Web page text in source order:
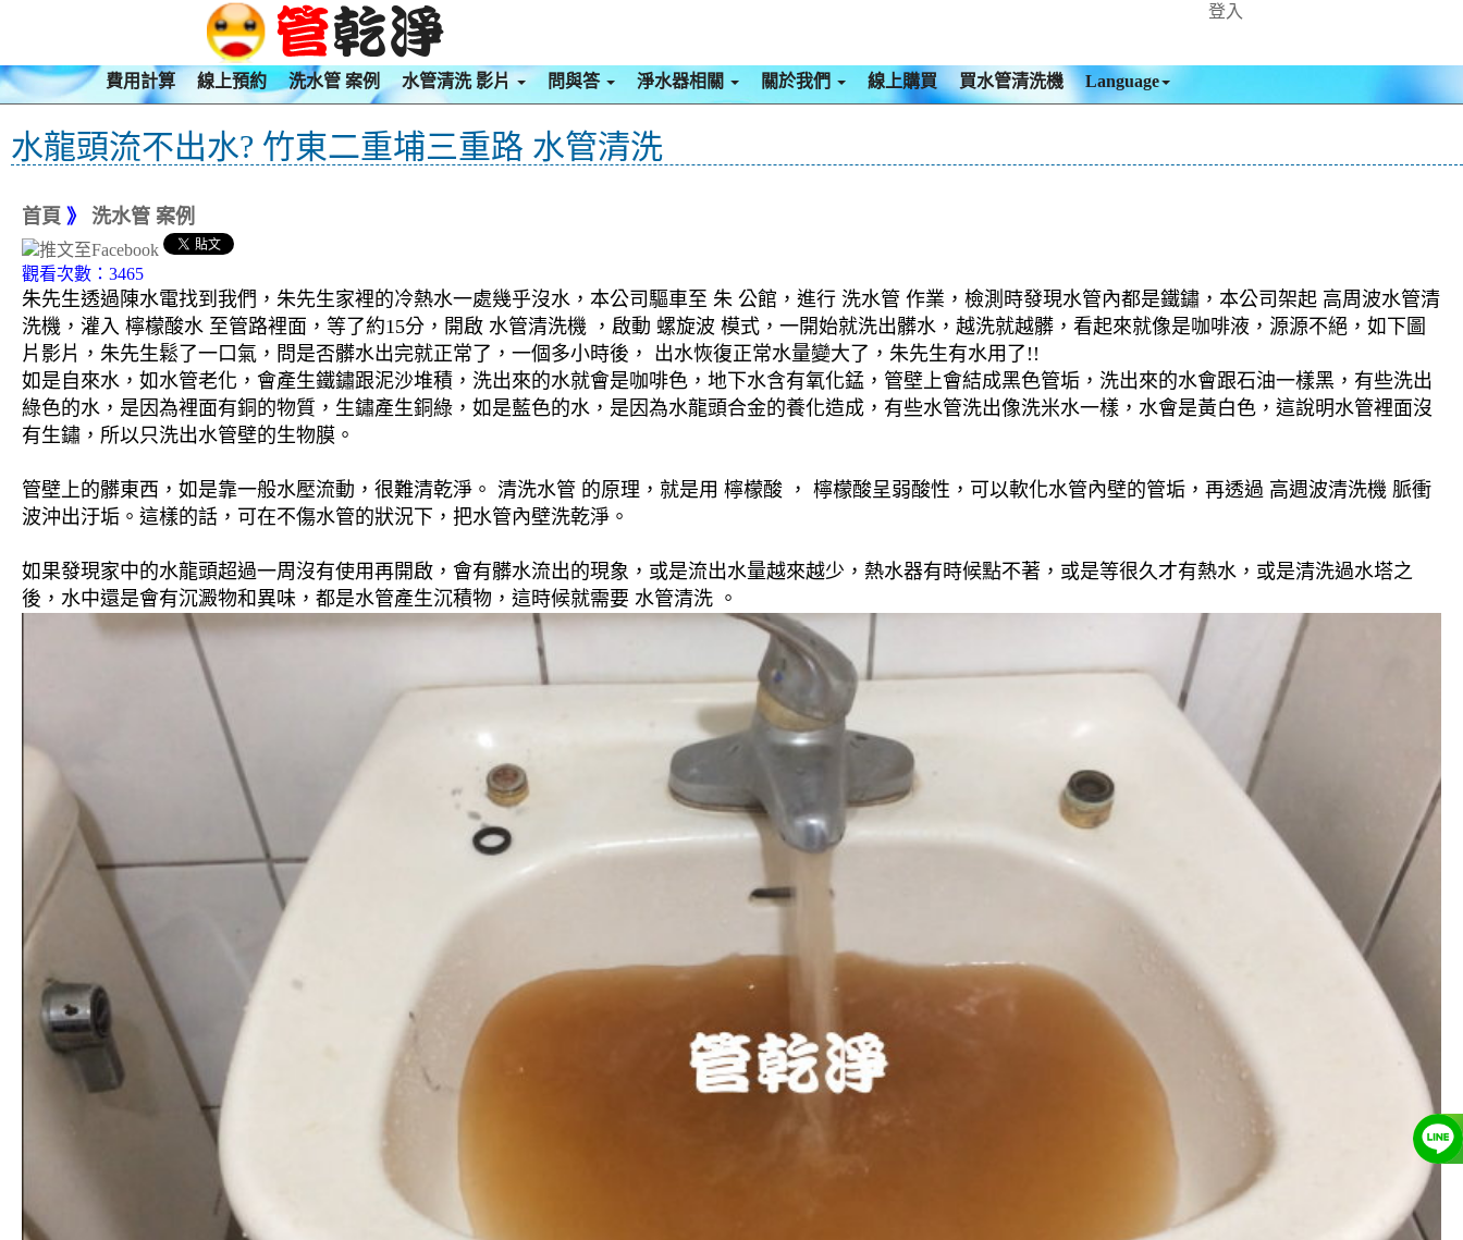
登入
費用計算 線上預約 洗水管 案例 水管清洗 影片 問與答 淨水器相關 關於我們 線上購買 買水管清洗機 Language
水龍頭流不出水? 竹東二重埔三重路 水管清洗
首頁 》 洗水管 案例
觀看次數：3465
朱先生透過陳水電找到我們，朱先生家裡的冷熱水一處幾乎沒水，本公司驅車至 朱 公館，進行 洗水管 作業，檢測時發現水管內都是鐵鏽，本公司架起 高周波水管清
洗機，灌入 檸檬酸水 至管路裡面，等了約15分，開啟 水管清洗機 ，啟動 螺旋波 模式，一開始就洗出髒水，越洗就越髒，看起來就像是咖啡液，源源不絕，如下圖
片影片，朱先生鬆了一口氣，問是否髒水出完就正常了，一個多小時後， 出水恢復正常水量變大了，朱先生有水用了!!
如是自來水，如水管老化，會產生鐵鏽跟泥沙堆積，洗出來的水就會是咖啡色，地下水含有氧化錳，管壁上會結成黑色管垢，洗出來的水會跟石油一樣黑，有些洗出
綠色的水，是因為裡面有銅的物質，生鏽產生銅綠，如是藍色的水，是因為水龍頭合金的養化造成，有些水管洗出像洗米水一樣，水會是黃白色，這說明水管裡面沒
有生鏽，所以只洗出水管壁的生物膜。
管壁上的髒東西，如是靠一般水壓流動，很難清乾淨。 清洗水管 的原理，就是用 檸檬酸 ， 檸檬酸呈弱酸性，可以軟化水管內壁的管垢，再透過 高週波清洗機 脈衝
波沖出汙垢。這樣的話，可在不傷水管的狀況下，把水管內壁洗乾淨。
如果發現家中的水龍頭超過一周沒有使用再開啟，會有髒水流出的現象，或是流出水量越來越少，熱水器有時候點不著，或是等很久才有熱水，或是清洗過水塔之
後，水中還是會有沉澱物和異味，都是水管產生沉積物，這時候就需要 水管清洗 。